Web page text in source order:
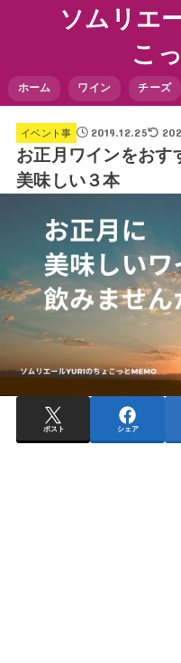
ソムリエ
こ
ホーム ワイン チーズ
イベント事 2019.12.25
お正月ワインをおす
美味しい３本
ポスト シェア